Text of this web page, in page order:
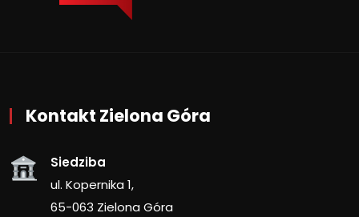
Kontakt Zielona Góra
Siedziba
ul. Kopernika 1,
65-063 Zielona Góra